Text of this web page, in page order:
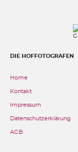
DIE HOFFOTOGRAFEN
Home
Kontakt
Impressum
Datenschutzerklärung
AGB